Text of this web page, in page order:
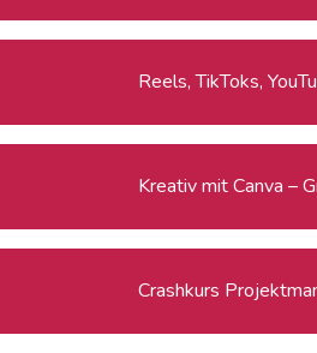
Reels, TikToks,
Kreativ mit Canva –
Crashkurs